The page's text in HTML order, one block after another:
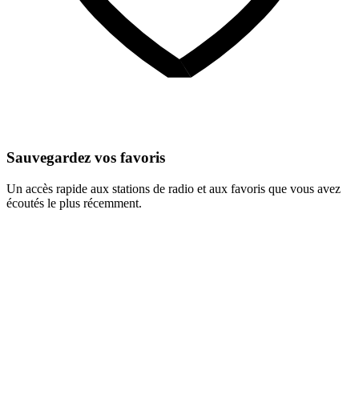
Sauvegardez vos favoris
Un accès rapide aux stations de radio et aux favoris que vous avez
écoutés le plus récemment.